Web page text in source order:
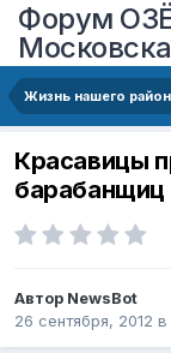
Форум
Жизнь нашего
Красавицы
барабанщиц
Автор NewsBot
26 сентября, 2012 в